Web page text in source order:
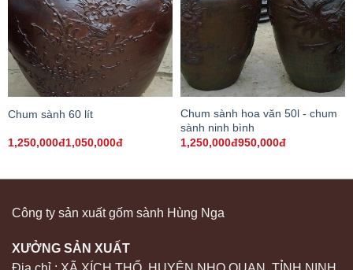
Chum sành 60 lít
1,250,000đ1,050,000đ
Chum sành hoa văn 50l - chum
sành ninh bình
1,250,000đ950,000đ
Công ty sản xuất gốm sành Hùng Nga
XƯỞNG SẢN XUẤT